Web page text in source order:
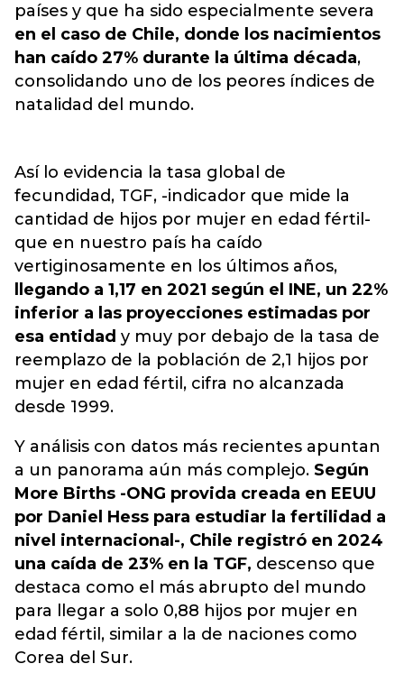
países y que ha sido especialmente severa
en el caso de Chile, donde los nacimientos
han caído 27% durante la última década,
consolidando uno de los peores índices de
natalidad del mundo.
Así lo evidencia la tasa global de
fecundidad, TGF, -indicador que mide la
cantidad de hijos por mujer en edad fértil-
que en nuestro país ha caído
vertiginosamente en los últimos años,
llegando a 1,17 en 2021 según el INE, un 22%
inferior a las proyecciones estimadas por
esa entidad y muy por debajo de la tasa de
reemplazo de la población de 2,1 hijos por
mujer en edad fértil, cifra no alcanzada
desde 1999.
Y análisis con datos más recientes apuntan
a un panorama aún más complejo. Según
More Births -ONG provida creada en EEUU
por Daniel Hess para estudiar la fertilidad a
nivel internacional-, Chile registró en 2024
una caída de 23% en la TGF, descenso que
destaca como el más abrupto del mundo
para llegar a solo 0,88 hijos por mujer en
edad fértil, similar a la de naciones como
Corea del Sur.